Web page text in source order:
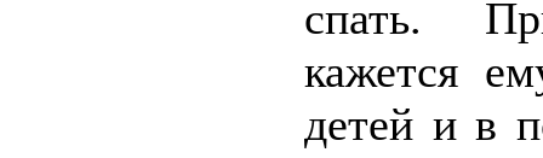
спать.
кажется
детей и в